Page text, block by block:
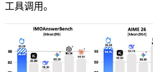
工具调用。